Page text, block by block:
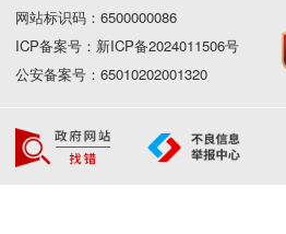
网站标识码：6500000086
ICP备案号：新ICP备2024011506号
公安备案号：65010202001320